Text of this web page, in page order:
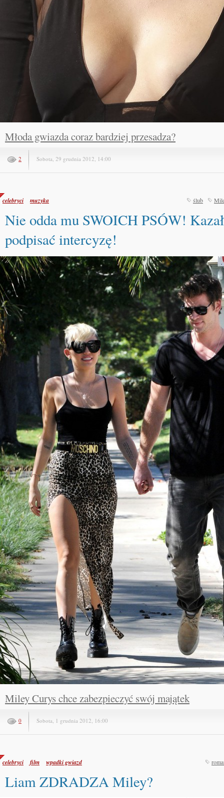
Młoda gwiazda coraz bardziej przesadza?
2 Sobota, 29 grudnia 2012, 14:00
celebryci muzyka ślub
Nie odda mu SWOICH PSÓW!
podpisać intercyzę!
Miley Curys chce zabezpieczyć swój majątek
0 Sobota, 1 grudnia 2012, 16:00
celebryci film wpadki gwiazd
Liam ZDRADZA Miley?